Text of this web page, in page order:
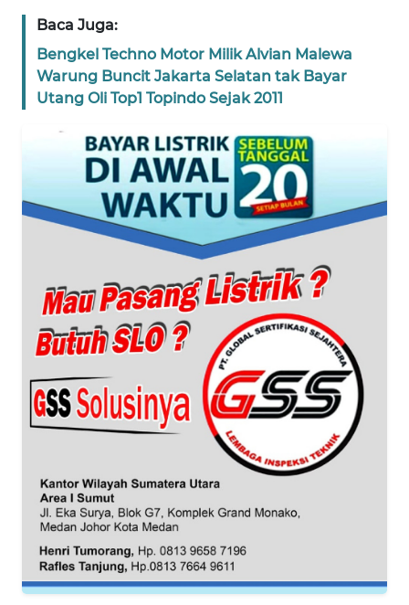
Baca Juga:
Bengkel Techno Motor Milik Alvian Malewa
Warung Buncit Jakarta Selatan tak Bayar
Utang Oli Top1 Topindo Sejak 2011
WN
JABAR
WN
BANTEN
WN
WN
PAPUA
WN
BARAT
WN
SERAMBI
WN
JAMBI